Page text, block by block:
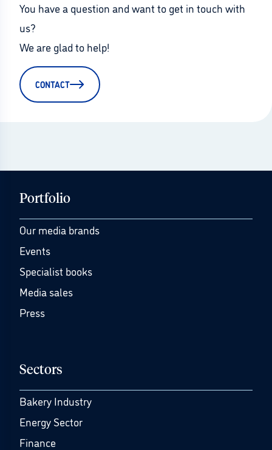
You have a question and want to get in touch with
us?
We are glad to help!
CONTACT
Portfolio
Our media brands
Events
Specialist books
Media sales
Press
Sectors
Bakery Industry
Energy Sector
Finance